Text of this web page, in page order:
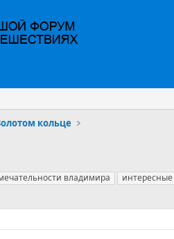
кольце
владимира